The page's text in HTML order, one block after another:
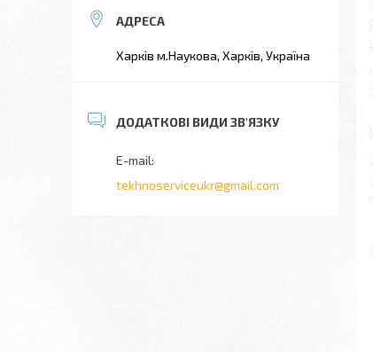
Харків м.Наукова, Харків, Україна
tekhnoserviceukr@gmail.com